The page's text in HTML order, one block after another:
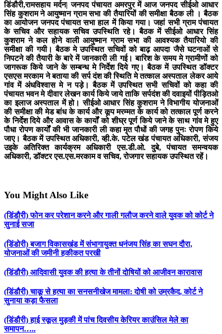
डिंडौरी,रामसहाय मर्दन| जनपद पंचायत अमरपुर में आज जनपद सीईओ आधार
सिंह कुशराम ने आयुष्मान ग्राम सभा की तैयारियों की समीक्षा बैठक ली । बैठक
का आयोजन जनपद पंचायत सभा हाल में किया गया। जहां सभी ग्राम पंचायत
के सचिव और सहायक सचिव उपस्थिति रहे। बैठक में सीईओ आधार सिंह
कुशराम ने कल होने वाली आयुष्मान ग्राम सभा की आवश्यक तैयारियो की
समीक्षा की गयी। बैठक मे उपस्थित सचिवों को बाढ़ आपदा जैसे घटनाओं से
निपटने की तैयारी के बारे में जानकारी ली गई। बारिश के समय मे ग्रामीणों को
जागरूक किये जाने के सम्बन्ध मे निर्देश दिये गए। बैठक में उपस्थित डॉक्टर
एसएस मरकाम ने बताया की सर्प दंश की स्थिति मे तत्काल अस्पताल लेकर आये
गांव में अंधविश्वास मे न पड़े। बैठक में उपस्थित सभी सचिवों को कहा की
पंचायत भवन मे दीवार लेखन कार्य किये जाये ताकि सर्पदंश की दवाइयों पीड़ितओ
का इलाज अस्पताल में हो। सीईओ आधार सिंह कुशराम ने विभागीय योजनाओं
की समीक्षा की मेड बांध के कार्य और कूप मरम्मत के कार्य को तत्काल पूर्ण करने
के निर्देश दिये और आवास के कार्यों को शीघ्र पूर्ण किये जाने के साथ गांव मे हुए
पौधा रोपण कार्यों की भी जानकारी ली कहा मृत पौधों की जगह पुनः रोपण किये
जाए। बैठक में उपस्थित अधिकारी, व्ही.के. पटेल खंड पंचायत अधिकारी, संजय
उइके अतिरिक्त कार्यक्रम अधिकारी एस.डी.ओ. दुबे, पंचायत समन्वयक
अधिकारी, डॉक्टर एस.एस.मरकाम व सचिव, रोजगार सहायक उपस्थित रहें।
You Might Also Like
(डिंडौरी) फोन कर परेशान करने और गाली गलौज करने वाले युवक को कोर्ट ने
सुनाई सजा
(डिंडोरी) बजाग विकासखंड में संभागायुक्त धनंजय सिंह का सघन दौरा,
योजनाओं की जमीनी हकीकत परखी
(डिंडौरी) आदिवासी युवक की हत्या के तीनों दोषियों को आजीवन कारावास
(डिंडौरी) चाकू से हत्या का सनसनीखेज मामला: दोषी को उम्रकैद, कोर्ट ने
सुनाया कड़ा फैसला
(डिंडौरी) हाई स्कूल मुड़की में पांच दिवसीय केरियर काउंसिल मेले का
समापन…..